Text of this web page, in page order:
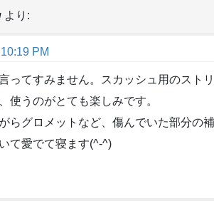
より:
PM
ってすみません。スカッシュ用のスト
使うのがとても楽しみです。
らグロメットなど、傷んでいた部分の
て愛でて寝ます(^-^)